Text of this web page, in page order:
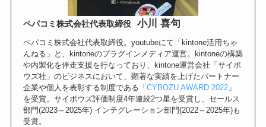
ペパコミ株式会社代表取締役 小川 喜句
ペパコミ株式会社代表取締役。youtubeにて「kintone活用ちゃ
んねる」と、kintoneのプラグインメディア運営。kintoneの構築
や内製化を伴走支援を行なっており、kintone運営会社「サイボ
ウズ社」のビジネスにおいて、顕著な実績を上げたパートナー
企業や個人を表彰する制度である「 CYBOZU AWARD 2022」
を受賞。サイボウズ評価制度4年連続2つ星を受賞し、セールス
部門(2023～2025年) インテグレーション部門(2022～2025年)も
受賞。